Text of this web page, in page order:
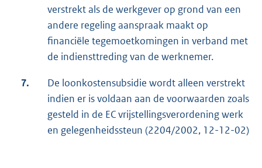
verstrekt als de werkgever op grond van een
andere regeling aanspraak maakt op
financiële tegemoetkomingen in verband met
de indiensttreding van de werknemer.
7.
De loonkostensubsidie wordt alleen verstrekt
indien er is voldaan aan de voorwaarden zoals
gesteld in de EC vrijstellingsverordening werk
en gelegenheidssteun (2204/2002, 12-12-02)